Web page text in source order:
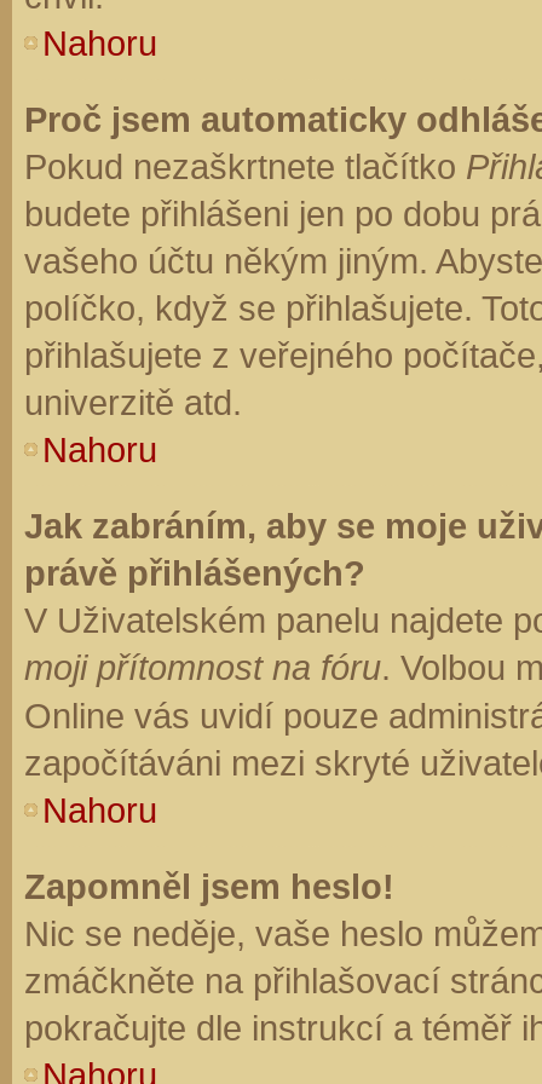
Nahoru
Proč jsem automaticky
Pokud nezaškrtnete tlačítko
budete přihlášeni jen po dobu
vašeho účtu někým jiným.
políčko, když se přihlašujete.
přihlašujete z veřejného
univerzitě atd.
Nahoru
Jak zabráním, aby se moje
právě přihlášených?
V Uživatelském panelu najdete
moji přítomnost na fóru. Volbou
Online vás uvidí pouze
započítáváni mezi skryté
Nahoru
Zapomněl jsem heslo!
Nic se neděje, vaše heslo
zmáčkněte na přihlašovací
pokračujte dle instrukcí a téměř
Nahoru